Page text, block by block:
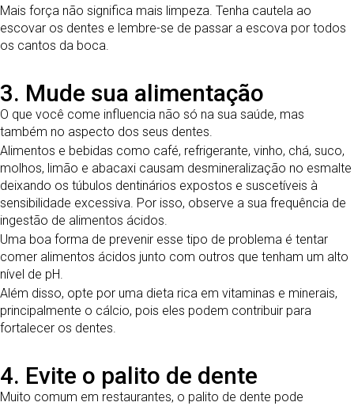
Mais força não significa mais limpeza. Tenha cautela ao
escovar os dentes e lembre-se de passar a escova por todos
os cantos da boca.
3. Mude sua alimentação
O que você come influencia não só na sua saúde, mas
também no aspecto dos seus dentes.
Alimentos e bebidas como café, refrigerante, vinho, chá, suco,
molhos, limão e abacaxi causam desmineralização no esmalte
deixando os túbulos dentinários expostos e suscetíveis à
sensibilidade excessiva. Por isso, observe a sua frequência de
ingestão de alimentos ácidos.
Uma boa forma de prevenir esse tipo de problema é tentar
comer alimentos ácidos junto com outros que tenham um alto
nível de pH.
Além disso, opte por uma dieta rica em vitaminas e minerais,
principalmente o cálcio, pois eles podem contribuir para
fortalecer os dentes.
4. Evite o palito de dente
Muito comum em restaurantes, o palito de dente pode